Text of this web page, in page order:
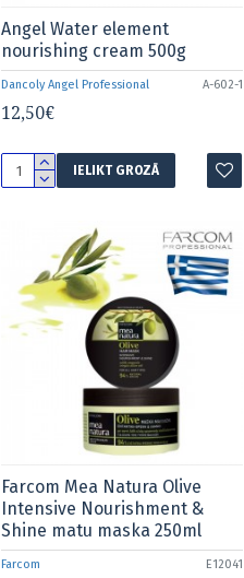
Dancoly Angel Professional A-602-1
Angel Water element
nourishing cream 500g
12,50€
IELIKT GROZĀ
Farcom E12041
Farcom Mea Natura Olive
Intensive Nourishment &
Shine matu maska 250ml